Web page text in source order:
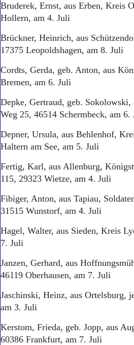
Bruderek, Ernst, aus Erben, Kreis
Hollern, am 4. Juli
Brückner, Heinrich, aus
17375 Leopoldshagen, am 8. Juli
Cordts, Gerda, geb. Anton, aus
Bremen, am 6. Juli
Depke, Gertraud, geb.
Weg 25, 46514 Schermbeck, am 6.
Depner, Ursula, aus Behlenhof,
Haltern am See, am 5. Juli
Fertig, Karl, aus Allenburg,
115, 29323 Wietze, am 4. Juli
Fibiger, Anton, aus Tapiau,
31515 Wunstorf, am 4. Juli
Hagel, Walter, aus Sieden, Kreis
7. Juli
Janzen, Gerhard, aus
46119 Oberhausen, am 7. Juli
Jaschinski, Heinz, aus Ortelsburg,
am 3. Juli
Kerstom, Frieda, geb. Jopp, aus
60386 Frankfurt, am 7. Juli